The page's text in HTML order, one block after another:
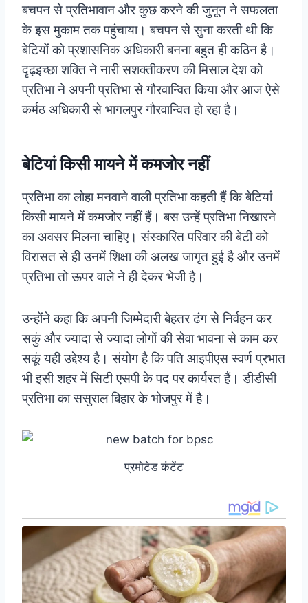
बचपन से प्रतिभावान और कुछ करने की जुनून ने सफलता
के इस मुकाम तक पहुंचाया। बचपन से सुना करती थी कि
बेटियों को प्रशासनिक अधिकारी बनना बहुत ही कठिन है।
दृढ़इच्छा शक्ति ने नारी सशक्तीकरण की मिसाल देश को
प्रतिभा ने अपनी प्रतिभा से गौरवान्वित किया और आज ऐसे
कर्मठ अधिकारी से भागलपुर गौरवान्वित हो रहा है।
बेटियां किसी मायने में कमजोर नहीं
प्रतिभा का लोहा मनवाने वाली प्रतिभा कहती हैं कि बेटियां
किसी मायने में कमजोर नहीं हैं। बस उन्हें प्रतिभा निखारने
का अवसर मिलना चाहिए। संस्कारित परिवार की बेटी को
विरासत से ही उनमें शिक्षा की अलख जागृत हुई है और उनमें
प्रतिभा तो ऊपर वाले ने ही देकर भेजी है।
उन्होंने कहा कि अपनी जिम्मेदारी बेहतर ढंग से निर्वहन कर
सकुं और ज्यादा से ज्यादा लोगों की सेवा भावना से काम कर
सकूं यही उद्देश्य है। संयोग है कि पति आइपीएस स्वर्ण प्रभात
भी इसी शहर में सिटी एसपी के पद पर कार्यरत हैं। डीडीसी
प्रतिभा का ससुराल बिहार के भोजपुर में है।
प्रमोटेड कंटेंट